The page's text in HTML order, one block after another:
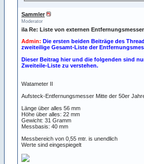
Sammler
Moderator
iIa Re: Liste von externen
Admin: Die ersten beiden Beiträge des
zweiteilige Gesamt-Liste der
Dieser Beitrag hier und die folgenden sind
Zweiteile-Liste zu verstehen.
Watameter II
Aufsteck-Entfernungsmesser Mitte der 50er
Länge über alles 56 mm
Höhe über alles: 22 mm
Gewicht: 31 Gramm
Messbasis: 40 mm
Messbereich von 0,55 mtr. is unendlich
Werte sind eingespiegelt